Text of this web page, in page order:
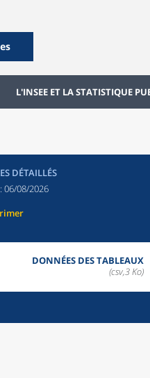
L'INSEE ET LA STATISTIQUE
DÉTAILLÉS
06/08/2026
DONNÉES DES TABLEAUX
(csv,3 Ko)